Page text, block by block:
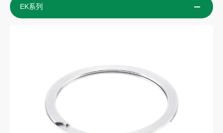
EK系列